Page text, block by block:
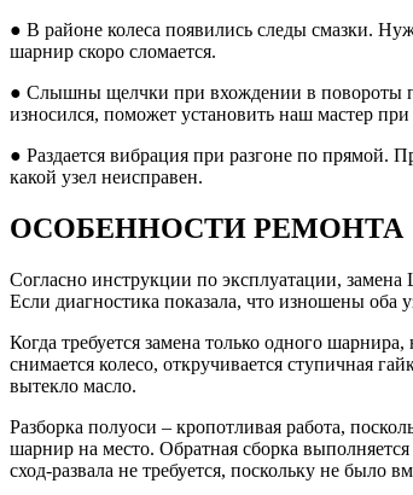
● В районе колеса появились следы смазки.
шарнир скоро сломается.
● Слышны щелчки при вхождении в повороты
износился, поможет установить наш мастер при
● Раздается вибрация при разгоне по
какой узел неисправен.
ОСОБЕННОСТИ РЕМОНТА
Согласно инструкции по эксплуатации,
Если диагностика показала, что изношены
Когда требуется замена только одного
снимается колесо, откручивается ступичная
вытекло масло.
Разборка полуоси – кропотливая работа,
шарнир на место. Обратная сборка
сход-развала не требуется, поскольку не было